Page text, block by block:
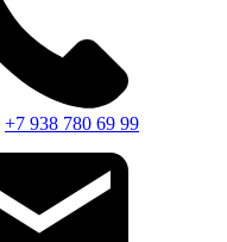
+7 938 780 69 99